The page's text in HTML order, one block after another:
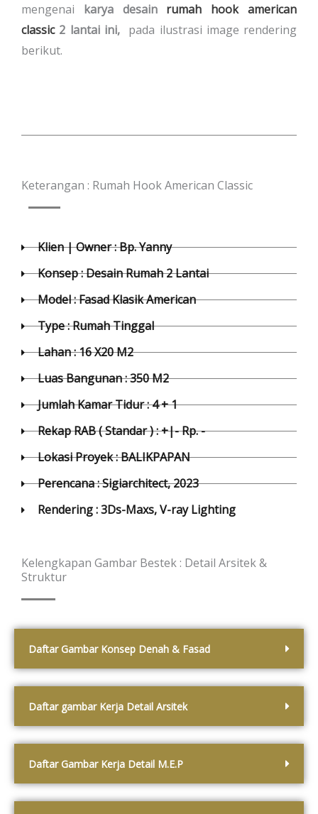
mengenai karya desain rumah hook american
classic2 lantai ini, pada ilustrasi image rendering
berikut.
Keterangan : Rumah Hook American Classic
Klien | Owner : Bp. Yanny
Konsep : Desain Rumah 2 Lantai
Model : Fasad Klasik American
Type : Rumah Tinggal
Lahan : 16 X20 M2
Luas Bangunan : 350 M2
Jumlah Kamar Tidur : 4 + 1
Rekap RAB ( Standar ) : +|- Rp. -
Lokasi Proyek : BALIKPAPAN
Perencana : Sigiarchitect, 2023
Rendering : 3Ds-Maxs, V-ray Lighting
Kelengkapan Gambar Bestek : Detail Arsitek &
Struktur
Daftar Gambar Konsep Denah & Fasad
Daftar gambar Kerja Detail Arsitek
Daftar Gambar Kerja Detail M.E.P